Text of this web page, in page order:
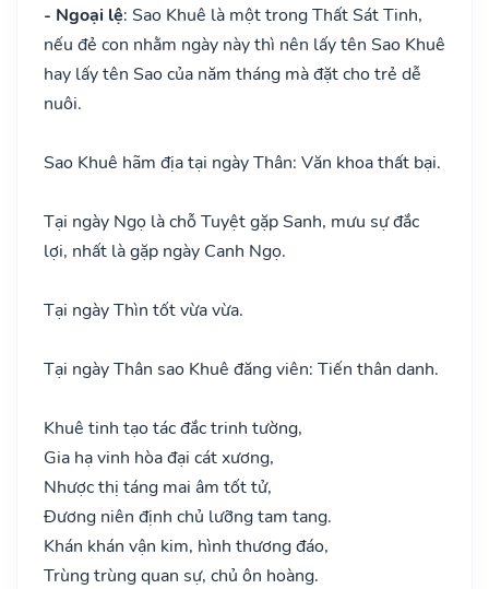
- Ngoại lệ: Sao Khuê là một trong Thất Sát Tinh,
nếu đẻ con nhằm ngày này thì nên lấy tên Sao Khuê
hay lấy tên Sao của năm tháng mà đặt cho trẻ dễ
nuôi.
Sao Khuê hãm địa tại ngày Thân: Văn khoa thất bại.
Tại ngày Ngọ là chỗ Tuyệt gặp Sanh, mưu sự đắc
lợi, nhất là gặp ngày Canh Ngọ.
Tại ngày Thìn tốt vừa vừa.
Tại ngày Thân sao Khuê đăng viên: Tiến thân danh.
Khuê tinh tạo tác đắc trinh tường,
Gia hạ vinh hòa đại cát xương,
Nhược thị táng mai âm tốt tử,
Đương niên định chủ lưỡng tam tang.
Khán khán vận kim, hình thương đáo,
Trùng trùng quan sự, chủ ôn hoàng.